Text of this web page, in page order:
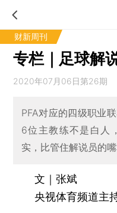
财新周刊
专栏｜足球解
2020年07月06日第26期
PFA对应的四级职业
6位主教练不是白人
实，比管住解说员的
文｜张斌
央视体育频道主